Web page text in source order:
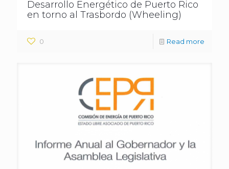
Desarrollo Energético de Puerto Rico
en torno al Trasbordo (Wheeling)
0 Read more